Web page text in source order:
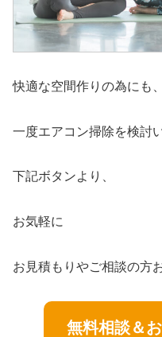
快適な空間作りの為にも、
一度エアコン掃除を検討
下記ボタンより、
お気軽に
お見積もりやご相談の方
無料相談＆